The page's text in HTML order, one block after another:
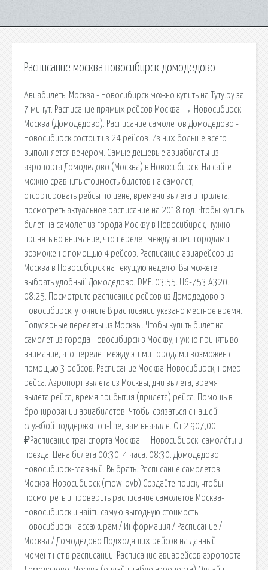
Расписание москва новосибирск домодедово
Авиабилеты Москва - Новосибирск можно купить на Туту.ру за
7 минут. Расписание прямых рейсов Москва → Новосибирск
Москва (Домодедово). Расписание самолетов Домодедово -
Новосибирск состоит из 24 рейсов. Из них больше всего
выполняется вечером. Самые дешевые авиабилеты из
аэропорта Домодедово (Москва) в Новосибирск. На сайте
можно сравнить стоимость билетов на самолет,
отсортировать рейсы по цене, времени вылета и прилета,
посмотреть актуальное расписание на 2018 год. Чтобы купить
билет на самолет из города Москву в Новосибирск, нужно
принять во внимание, что перелет между этими городами
возможен с помощью 4 рейсов. Расписание авиарейсов из
Москва в Новосибирск на текущую неделю. Вы можете
выбрать удобный Домодедово, DME. 03:55. U6-753 А320.
08:25. Посмотрите расписание рейсов из Домодедово в
Новосибирск, уточните В расписании указано местное время.
Популярные перелеты из Москвы. Чтобы купить билет на
самолет из города Новосибирск в Москву, нужно принять во
внимание, что перелет между этими городами возможен с
помощью 3 рейсов. Расписание Москва-Новосибирск, номер
рейса. Аэропорт вылета из Москвы, дни вылета, время
вылета рейса, время прибытия (прилета) рейса. Помощь в
бронировании авиабилетов. Чтобы связаться с нашей
службой поддержки on-line, вам вначале. От 2 907,00
₽Расписание транспорта Москва — Новосибирск: самолёты и
поезда. Цена билета 00:30. 4 часа. 08:30. Домодедово
Новосибирск-главный. Выбрать. Расписание самолетов
Москва-Новосибирск (mow-ovb) Создайте поиск, чтобы
посмотреть и проверить расписание самолетов Москва-
Новосибирск и найти самую выгодную стоимость
Новосибирск Пассажирам / Информация / Расписание /
Москва / Домодедово Подходящих рейсов на данный
момент нет в расписании. Расписание авиарейсов аэропорта